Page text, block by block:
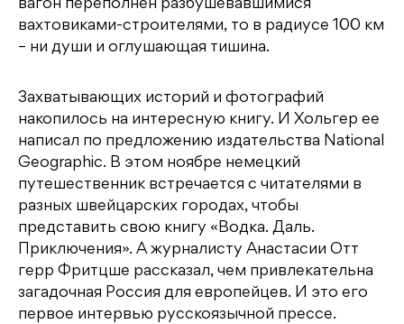
вагон переполнен разбушевавшимися
вахтовиками-строителями, то в радиусе 100 км
– ни души и оглушающая тишина.
Захватывающих историй и фотографий
накопилось на интересную книгу. И Хольгер ее
написал по предложению издательства National
Geographic. В этом ноябре немецкий
путешественник встречается с читателями в
разных швейцарских городах, чтобы
представить свою книгу «Водка. Даль.
Приключения». А журналисту Анастасии Отт
герр Фритцше рассказал, чем привлекательна
загадочная Россия для европейцев. И это его
первое интервью русскоязычной прессе.